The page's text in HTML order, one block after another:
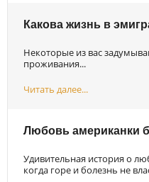
Какова жизнь в
Некоторые из вас
проживания...
Читать далее...
Любовь американки
Удивительная история о
когда горе и болезнь не